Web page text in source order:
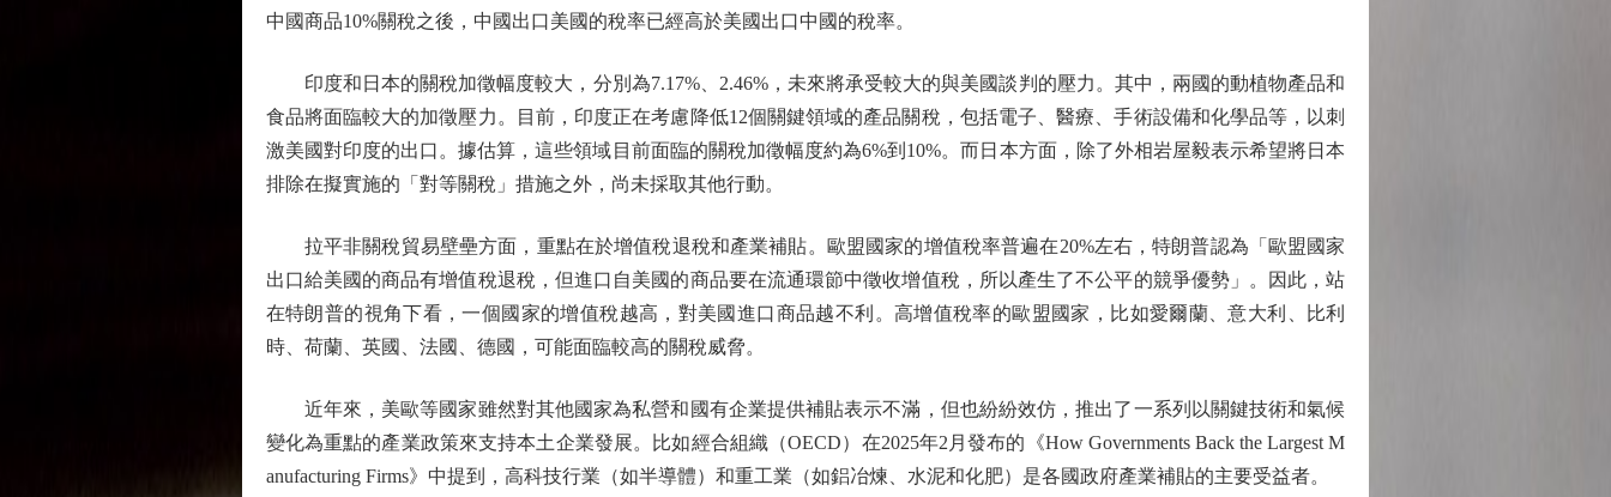
中國商品10%關稅之後，中國出口美國的稅率已經高於美國出口中國的稅率。
印度和日本的關稅加徵幅度較大，分別為7.17%、2.46%，未來將承受較大的與美國談判的壓力。其中，兩國的動植物產品和
食品將面臨較大的加徵壓力。目前，印度正在考慮降低12個關鍵領域的產品關稅，包括電子、醫療、手術設備和化學品等，以刺
激美國對印度的出口。據估算，這些領域目前面臨的關稅加徵幅度約為6%到10%。而日本方面，除了外相岩屋毅表示希望將日本
排除在擬實施的「對等關稅」措施之外，尚未採取其他行動。
拉平非關稅貿易壁壘方面，重點在於增值稅退稅和產業補貼。歐盟國家的增值稅率普遍在20%左右，特朗普認為「歐盟國家
出口給美國的商品有增值稅退稅，但進口自美國的商品要在流通環節中徵收增值稅，所以產生了不公平的競爭優勢」。因此，站
在特朗普的視角下看，一個國家的增值稅越高，對美國進口商品越不利。高增值稅率的歐盟國家，比如愛爾蘭、意大利、比利
時、荷蘭、英國、法國、德國，可能面臨較高的關稅威脅。
近年來，美歐等國家雖然對其他國家為私營和國有企業提供補貼表示不滿，但也紛紛效仿，推出了一系列以關鍵技術和氣候
變化為重點的產業政策來支持本土企業發展。比如經合組織（OECD）在2025年2月發布的《How Governments Back the Largest M
anufacturing Firms》中提到，高科技行業（如半導體）和重工業（如鋁冶煉、水泥和化肥）是各國政府產業補貼的主要受益者。